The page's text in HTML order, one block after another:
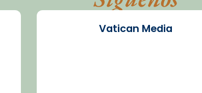
Vatican Media